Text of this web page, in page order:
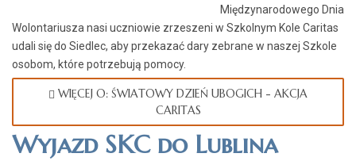
Międzynarodowego Dnia
Wolontariusza nasi uczniowie zrzeszeni w Szkolnym Kole Caritas
udali się do Siedlec, aby przekazać dary zebrane w naszej Szkole
osobom, które potrzebują pomocy.
WIĘCEJ O: ŚWIATOWY DZIEŃ UBOGICH - AKCJA
CARITAS
Wyjazd SKC do Lublina